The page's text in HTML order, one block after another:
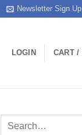
Newsletter Sign Up
LOGIN CART /